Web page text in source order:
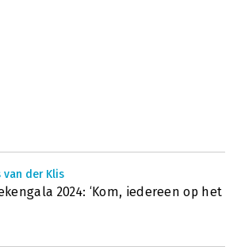
van der Klis
2024: ‘Kom, iedereen op het